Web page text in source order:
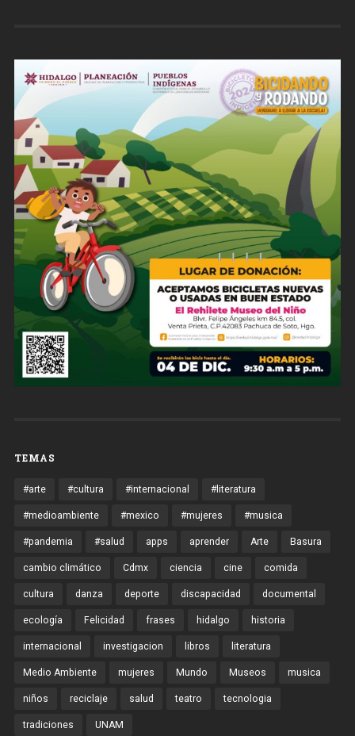
TEMAS
#arte #cultura #internacional #literatura
#medioambiente #mexico #mujeres #musica
#pandemia #salud apps aprender Arte Basura
cambio climático Cdmx ciencia cine comida
cultura danza deporte discapacidad documental
ecología Felicidad frases hidalgo historia
internacional investigacion libros literatura
Medio Ambiente mujeres Mundo Museos musica
niños reciclaje salud teatro tecnologia
tradiciones UNAM